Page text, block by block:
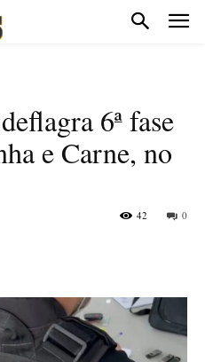
6ª fase
e Carne, no
0
42